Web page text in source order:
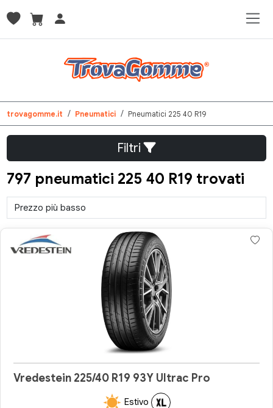
trovagomme.it Pneumatici Pneumatici 225 40 R19
Filtri
797 pneumatici 225 40 R19 trovati
Vredestein 225/40 R19 93Y Ultrac Pro
Estivo